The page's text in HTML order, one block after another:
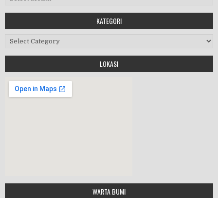
Workshop Perangkat 2019
KATEGORI
Kategori
LOKASI
Google Maps Generator by
embedgooglemap.net
WARTA BUMI